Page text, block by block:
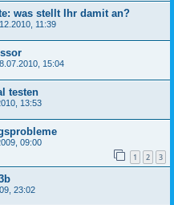
was stellt Ihr damit an?
11:39
15:04
testen
13:53
09:00
1 2 3
23:02